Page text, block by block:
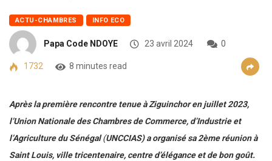
ACTU-CHAMBRES INFO ECO
Papa Code NDOYE 23 avril 2024 0
1732 8 minutes read
Après la première rencontre tenue à Ziguinchor en juillet 2023,
l’Union Nationale des Chambres de Commerce, d’Industrie et
l’Agriculture du Sénégal(UNCCIAS) a organisé sa 2èmeréunion à
Saint Louis, ville tricentenaire, centre d’élégance et de bon goût.